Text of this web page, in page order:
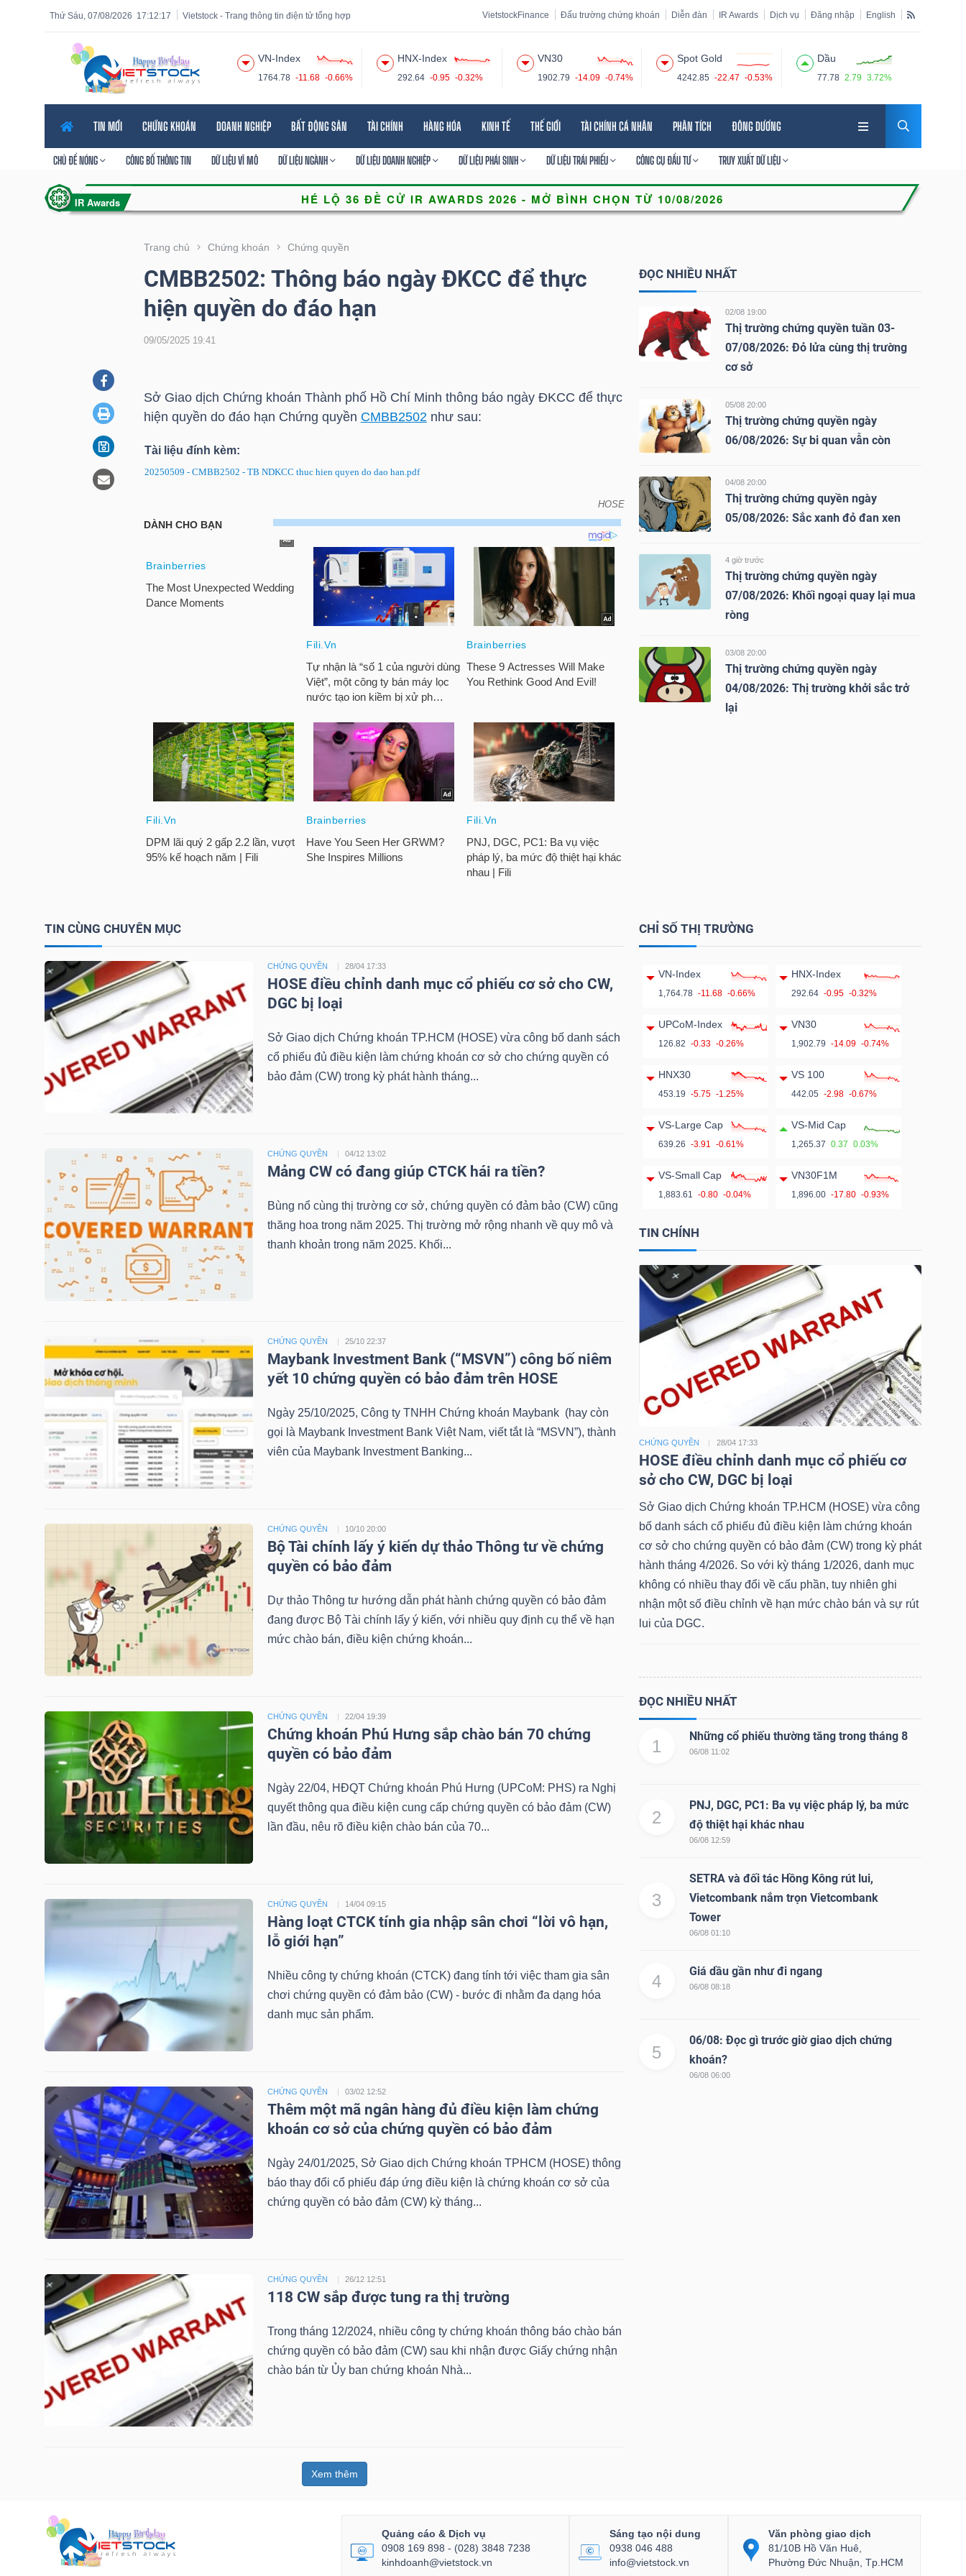
17:12:18
Thứ Sáu, 07/08/2026 Vietstock - Trang thông tin điện tử tổng hợp VietstockFinance Đấu trường chứng khoán Diễn đàn IR Awards Dịch vụ Đăng nhập English
VN-Index
1764.78 -11.68 -0.66%
HNX-Index
292.64 -0.95 -0.32%
VN30
1902.79 -14.09 -0.74%
Spot Gold
4242.85 -22.47 -0.53%
Dầu
77.78 2.79 3.72%
TIN MỚI CHỨNG KHOÁN DOANH NGHIỆP BẤT ĐỘNG SẢN TÀI CHÍNH HÀNG HÓA KINH TẾ THẾ GIỚI TÀI CHÍNH CÁ NHÂN PHÂN TÍCH ĐÔNG DƯƠNG
CHỦ ĐỀ NÓNG CÔNG BỐ THÔNG TIN DỮ LIỆU VĨ MÔ DỮ LIỆU NGÀNH DỮ LIỆU DOANH NGHIỆP DỮ LIỆU PHÁI SINH DỮ LIỆU TRÁI PHIẾU CÔNG CỤ ĐẦU TƯ TRUY XUẤT DỮ LIỆU
Trang chủ Chứng khoán Chứng quyền
CMBB2502: Thông báo ngày ĐKCC để thực
hiện quyền do đáo hạn
09/05/2025 19:41
Sở Giao dịch Chứng khoán Thành phố Hồ Chí Minh thông báo ngày ĐKCC để thực
hiện quyền do đáo hạn Chứng quyền CMBB2502như sau:
Tài liệu đính kèm:
20250509 - CMBB2502 - TB NDKCC thuc hien quyen do dao han.pdf
HOSE
CMBB2502: Thông báo ngày ĐKCC để thực hiện quyền do đáo hạn
ĐỌC NHIỀU NHẤT
02/08 19:00
Thị trường chứng quyền tuần 03-
07/08/2026: Đỏ lửa cùng thị trường
cơ sở
05/08 20:00
Thị trường chứng quyền ngày
06/08/2026: Sự bi quan vẫn còn
04/08 20:00
Thị trường chứng quyền ngày
05/08/2026: Sắc xanh đỏ đan xen
4 giờ trước
Thị trường chứng quyền ngày
07/08/2026: Khối ngoại quay lại mua
ròng
03/08 20:00
Thị trường chứng quyền ngày
04/08/2026: Thị trường khởi sắc trở
lại
TIN CÙNG CHUYÊN MỤC
CHỨNG QUYỀN 28/04 17:33
HOSE điều chỉnh danh mục cổ phiếu cơ sở cho CW,
DGC bị loại
Sở Giao dịch Chứng khoán TP.HCM (HOSE) vừa công bố danh sách
cổ phiếu đủ điều kiện làm chứng khoán cơ sở cho chứng quyền có
bảo đảm (CW) trong kỳ phát hành tháng...
CHỨNG QUYỀN 04/12 13:02
Mảng CW có đang giúp CTCK hái ra tiền?
Bùng nổ cùng thị trường cơ sở, chứng quyền có đảm bảo (CW) cũng
thăng hoa trong năm 2025. Thị trường mở rộng nhanh về quy mô và
thanh khoản trong năm 2025. Khối...
CHỨNG QUYỀN 25/10 22:37
Maybank Investment Bank (“MSVN”) công bố niêm
yết 10 chứng quyền có bảo đảm trên HOSE
Ngày 25/10/2025, Công ty TNHH Chứng khoán Maybank (hay còn
gọi là Maybank Investment Bank Việt Nam, viết tắt là “MSVN”), thành
viên của Maybank Investment Banking...
CHỨNG QUYỀN 10/10 20:00
Bộ Tài chính lấy ý kiến dự thảo Thông tư về chứng
quyền có bảo đảm
Dự thảo Thông tư hướng dẫn phát hành chứng quyền có bảo đảm
đang được Bộ Tài chính lấy ý kiến, với nhiều quy định cụ thể về hạn
mức chào bán, điều kiện chứng khoán...
CHỨNG QUYỀN 22/04 19:39
Chứng khoán Phú Hưng sắp chào bán 70 chứng
quyền có bảo đảm
Ngày 22/04, HĐQT Chứng khoán Phú Hưng (UPCoM: PHS) ra Nghị
quyết thông qua điều kiện cung cấp chứng quyền có bảo đảm (CW)
lần đầu, nêu rõ điều kiện chào bán của 70...
CHỨNG QUYỀN 14/04 09:15
Hàng loạt CTCK tính gia nhập sân chơi “lời vô hạn,
lỗ giới hạn”
Nhiều công ty chứng khoán (CTCK) đang tính tới việc tham gia sân
chơi chứng quyền có đảm bảo (CW) - bước đi nhằm đa dạng hóa
danh mục sản phẩm.
CHỨNG QUYỀN 03/02 12:52
Thêm một mã ngân hàng đủ điều kiện làm chứng
khoán cơ sở của chứng quyền có bảo đảm
Ngày 24/01/2025, Sở Giao dịch Chứng khoán TPHCM (HOSE) thông
báo thay đổi cổ phiếu đáp ứng điều kiện là chứng khoán cơ sở của
chứng quyền có bảo đảm (CW) kỳ tháng...
CHỨNG QUYỀN 26/12 12:51
118 CW sắp được tung ra thị trường
Trong tháng 12/2024, nhiều công ty chứng khoán thông báo chào bán
chứng quyền có bảo đảm (CW) sau khi nhận được Giấy chứng nhận
chào bán từ Ủy ban chứng khoán Nhà...
Xem thêm
CHỈ SỐ THỊ TRƯỜNG
VN-Index
1,764.78 -11.68 -0.66%
HNX-Index
292.64 -0.95 -0.32%
UPCoM-Index
126.82 -0.33 -0.26%
VN30
1,902.79 -14.09 -0.74%
HNX30
453.19 -5.75 -1.25%
VS 100
442.05 -2.98 -0.67%
VS-Large Cap
639.26 -3.91 -0.61%
VS-Mid Cap
1,265.37 0.37 0.03%
VS-Small Cap
1,883.61 -0.80 -0.04%
VN30F1M
1,896.00 -17.80 -0.93%
TIN CHÍNH
CHỨNG QUYỀN 28/04 17:33
HOSE điều chỉnh danh mục cổ phiếu cơ
sở cho CW, DGC bị loại
Sở Giao dịch Chứng khoán TP.HCM (HOSE) vừa công
bố danh sách cổ phiếu đủ điều kiện làm chứng khoán
cơ sở cho chứng quyền có bảo đảm (CW) trong kỳ phát
hành tháng 4/2026. So với kỳ tháng 1/2026, danh mục
không có nhiều thay đổi về cấu phần, tuy nhiên ghi
nhận một số điều chỉnh về hạn mức chào bán và sự rút
lui của DGC.
ĐỌC NHIỀU NHẤT
1
Những cổ phiếu thường tăng trong tháng 8
06/08 11:02
2
PNJ, DGC, PC1: Ba vụ việc pháp lý, ba mức
độ thiệt hại khác nhau
06/08 12:59
3
SETRA và đối tác Hồng Kông rút lui,
Vietcombank nắm trọn Vietcombank
Tower
06/08 01:10
4
Giá dầu gần như đi ngang
06/08 08:18
5
06/08: Đọc gì trước giờ giao dịch chứng
khoán?
06/08 06:00
Quảng cáo & Dịch vụ
0908 169 898 - (028) 3848 7238
kinhdoanh@vietstock.vn
Sáng tạo nội dung
0938 046 488
info@vietstock.vn
Văn phòng giao dịch
81/10B Hồ Văn Huê,
Phường Đức Nhuận, Tp.HCM
Tính năng
năng
VIETSTOCK
DƯƠNG
CHÍNH
VIETSTOCKFINANCE
NGÀNH
CÔNG
XUẤT
Ngành
SECTOR
NĂNG
LƯỢNG
VẬT
LIỆU
CÔNG
DÙNG
KHÔNG